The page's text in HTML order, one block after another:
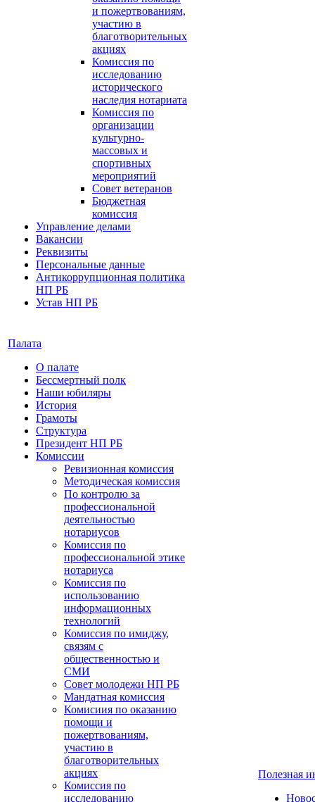
и пожертвованиям,
участию в
благотворительных
акциях
Комиссия по
исследованию
исторического
наследия нотариата
Комиссия по
организации
культурно-
массовых и
спортивных
мероприятий
Совет ветеранов
Бюджетная
комиссия
Управление делами
Вакансии
Реквизиты
Персональные данные
Антикоррупционная политика
НП РБ
Устав НП РБ
Палата
О палате
Бессмертный полк
Наши юбиляры
История
Грамоты
Структура
Президент НП РБ
Комиссии
Ревизионная комиссия
Методическая комиссия
По контролю за
профессиональной
деятельностью
нотариусов
Комиссия по
профессиональной этике
нотариуса
Комиссия по
использованию
информационных
технологий
Комиссия по имиджу,
связям с
общественностью и
СМИ
Совет молодежи НП РБ
Мандатная комиссия
Комисиия по оказанию
помощи и
пожертвованиям,
участию в
благотворительных
акциях
Комиссия по
исследованию
Полезная